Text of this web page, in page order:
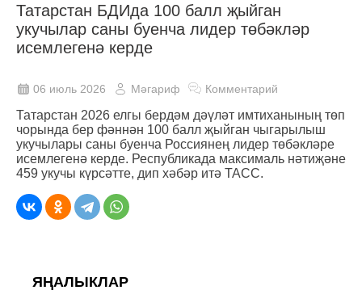
Татарстан БДИда 100 балл җыйган
укучылар саны буенча лидер төбәкләр
исемлегенә керде
06 июль 2026 Мәгариф Комментарий
Татарстан 2026 елгы бердәм дәүләт имтиханының төп
чорында бер фәннән 100 балл җыйган чыгарылыш
укучылары саны буенча Россиянең лидер төбәкләре
исемлегенә керде. Республикада максималь нәтиҗәне
459 укучы күрсәтте, дип хәбәр итә ТАСС.
ЯҢАЛЫКЛАР